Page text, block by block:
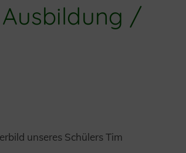
/
unseres Schülers Tim